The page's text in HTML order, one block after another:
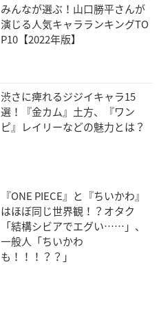
みんなが選ぶ！山口勝平さんが
演じる人気キャラランキングTO
P10【2022年版】
渋さに痺れるジジイキャラ15
選！『金カム』土方、『ワン
ピ』レイリーなどの魅力とは？
『ONE PIECE』と『ちいかわ』
はほぼ同じ世界観！？オタク
「結構シビアでエグい……」、
一般人「ちいかわ
も！！！？？」